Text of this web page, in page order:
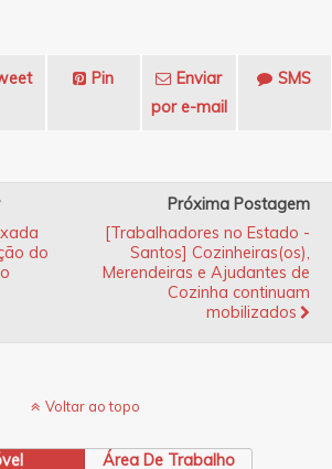
Pin
Enviar
por e-mail
SMS
do
Próxima Postagem
[Trabalhadores no Estado -
Santos] Cozinheiras(os),
Merendeiras e Ajudantes de
Cozinha continuam
mobilizados
Voltar ao topo
Área De Trabalho